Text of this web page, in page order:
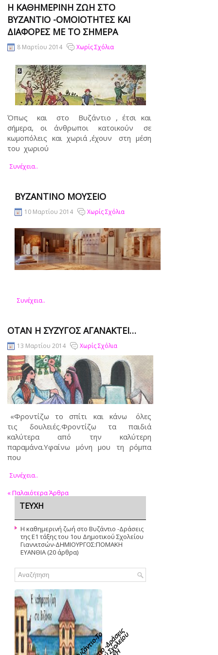
Η ΚΑΘΗΜΕΡΙΝΉ ΖΩΉ ΣΤΟ
ΒΥΖΆΝΤΙΟ -ΟΜΟΙΌΤΗΤΕΣ ΚΑΙ
ΔΙΑΦΟΡΈΣ ΜΕ ΤΟ ΣΉΜΕΡΑ
8 Μαρτίου 2014 Χωρίς Σχόλια
Όπως και στο Βυζάντιο , έτσι και
σήμερα, οι άνθρωποι κατοικούν σε
κωμοπόλεις και χωριά ,έχουν στη μέση
του χωριού
Συνέχεια..
ΒΥΖΑΝΤΙΝΌ ΜΟΥΣΕΊΟ
10 Μαρτίου 2014 Χωρίς Σχόλια
Συνέχεια..
ΌΤΑΝ Η ΣΎΖΥΓΟΣ ΑΓΑΝΑΚΤΕΊ…
13 Μαρτίου 2014 Χωρίς Σχόλια
«Φροντίζω το σπίτι και κάνω όλες
τις δουλειές.Φροντίζω τα παιδιά
καλύτερα από την καλύτερη
παραμάνα.Υφαίνω μόνη μου τη ρόμπα
που
Συνέχεια..
«Παλαιότερα Άρθρα
ΤΕΥΧΗ
Η καθημερινή ζωή στο Βυζάντιο -Δράσεις
της Ε1 τάξης του 1ου Δημοτικού Σχολείου
Γιαννιτσών-ΔΗΜΙΟΥΡΓΟΣ:ΠΟΜΑΚΗ
ΕΥΑΝΘΙΑ (20 άρθρα)